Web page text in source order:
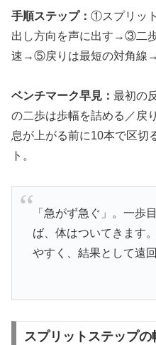
手順ステップ： ①スプリッ
出し方向を声に出す→③二
速→⑤戻りは最短の対角線
ベンチマーク早見： 最初の
の二歩は歩幅を詰める／戻
息が上がる前に10本で区切
ト。
「急がず急ぐ」。一歩
ば、体はついてきます
やすく、結果として遠
スプリットステップ